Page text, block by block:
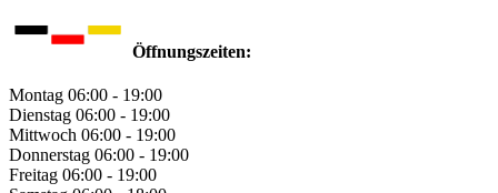
Öffnungszeiten:
Montag 06:00 - 19:00
Dienstag 06:00 - 19:00
Mittwoch 06:00 - 19:00
Donnerstag 06:00 - 19:00
Freitag 06:00 - 19:00